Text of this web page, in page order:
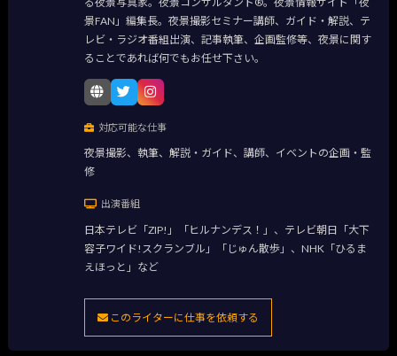
景FAN」編集長。夜景撮影セミナー講師、ガイド・解説、テ
レビ・ラジオ番組出演、記事執筆、企画監修等、夜景に関す
ることであれば何でもお任せ下さい。
対応可能な仕事
夜景撮影、執筆、解説・ガイド、講師、イベントの企画・監
修
出演番組
日本テレビ「ZIP!」「ヒルナンデス！」、テレビ朝日「大下
容子ワイド!スクランブル」「じゅん散歩」、NHK「ひるま
えほっと」など
このライターに仕事を依頼する